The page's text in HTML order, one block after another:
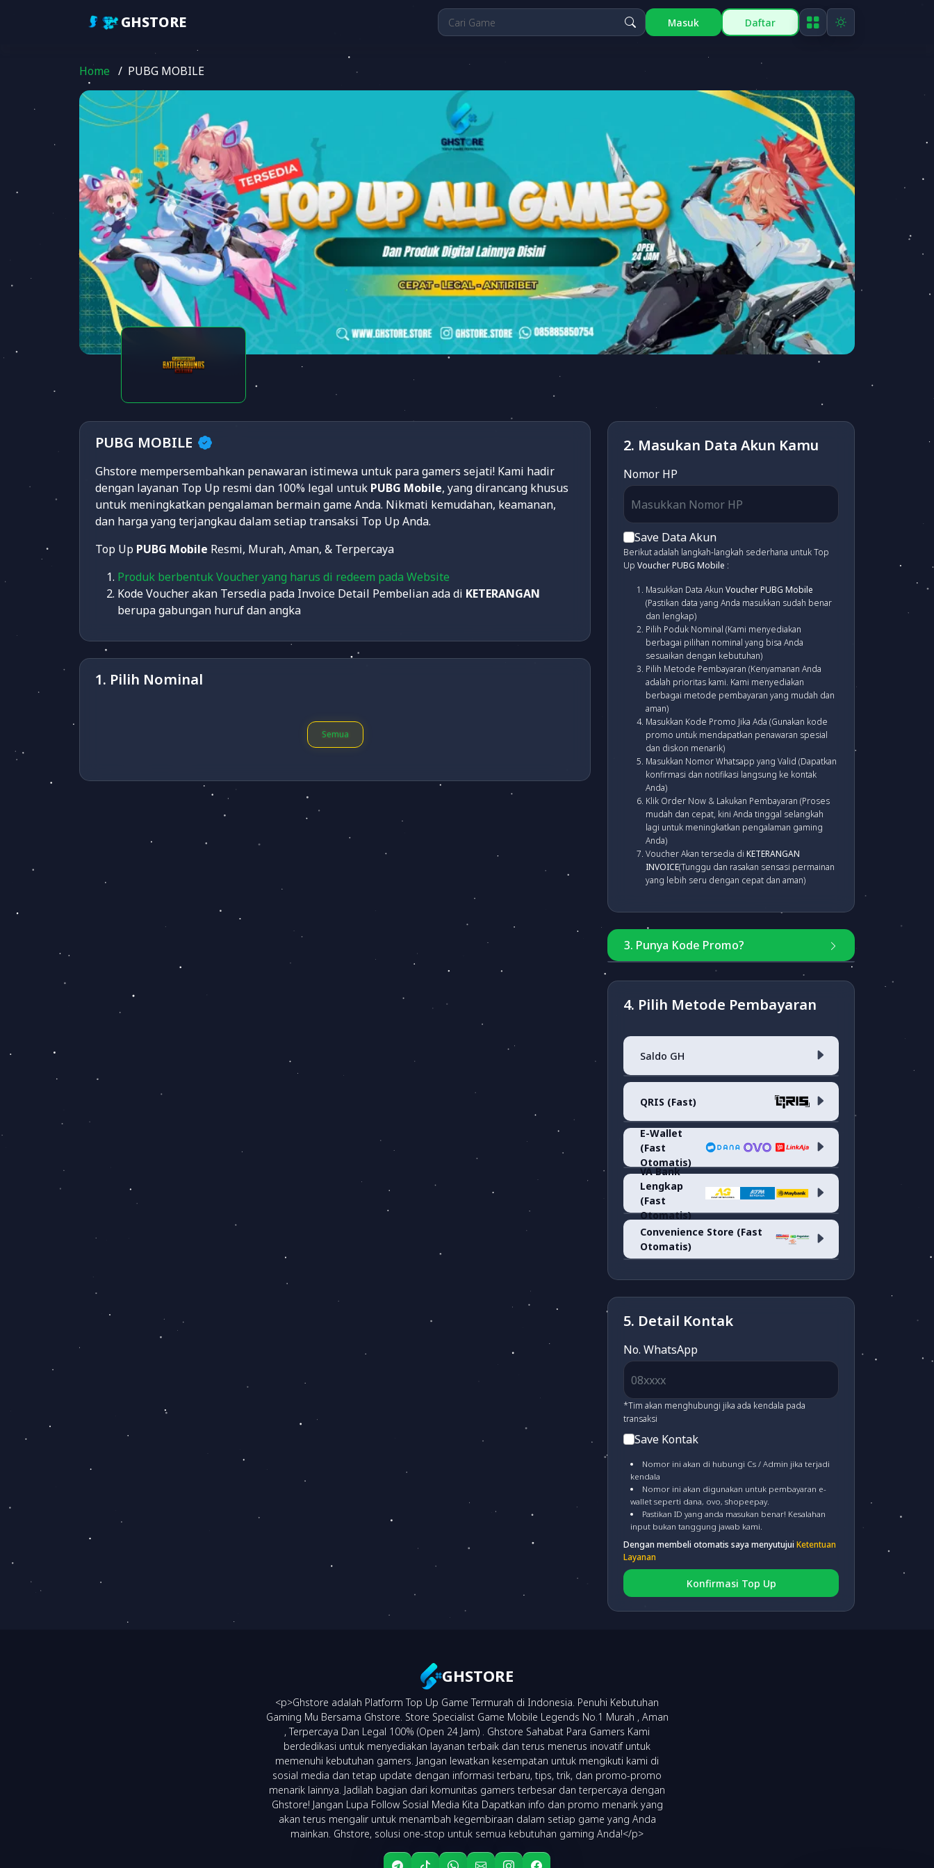
GHSTORE Masuk Daftar
Home / PUBG MOBILE
PUBG MOBILE
Ghstore mempersembahkan penawaran istimewa untuk para gamers sejati! Kami hadir
dengan layanan Top Up resmi dan 100% legal untuk PUBG Mobile, yang dirancang khusus
untuk meningkatkan pengalaman bermain game Anda. Nikmati kemudahan, keamanan,
dan harga yang terjangkau dalam setiap transaksi Top Up Anda.
Top Up PUBG Mobile Resmi, Murah, Aman, & Terpercaya
Produk berbentuk Voucher yang harus di redeem pada Website
Kode Voucher akan Tersedia pada Invoice Detail Pembelian ada di KETERANGAN
berupa gabungan huruf dan angka
1. Pilih Nominal
Semua
2. Masukan Data Akun Kamu
Nomor HP
Save Data Akun
Berikut adalah langkah-langkah sederhana untuk Top
Up Voucher PUBG Mobile :
Masukkan Data Akun Voucher PUBG Mobile
(Pastikan data yang Anda masukkan sudah benar
dan lengkap)
Pilih Poduk Nominal (Kami menyediakan
berbagai pilihan nominal yang bisa Anda
sesuaikan dengan kebutuhan)
Pilih Metode Pembayaran (Kenyamanan Anda
adalah prioritas kami. Kami menyediakan
berbagai metode pembayaran yang mudah dan
aman)
Masukkan Kode Promo Jika Ada (Gunakan kode
promo untuk mendapatkan penawaran spesial
dan diskon menarik)
Masukkan Nomor Whatsapp yang Valid (Dapatkan
konfirmasi dan notifikasi langsung ke kontak
Anda)
Klik Order Now & Lakukan Pembayaran (Proses
mudah dan cepat, kini Anda tinggal selangkah
lagi untuk meningkatkan pengalaman gaming
Anda)
Voucher Akan tersedia di KETERANGAN
INVOICE(Tunggu dan rasakan sensasi permainan
yang lebih seru dengan cepat dan aman)
3. Punya Kode Promo?
Masukkan kode
4. Pilih Metode Pembayaran
Saldo GH
Saldo Akun
QRIS (Fast)
QRIS <i>(fee 0.7%)</i>
E-Wallet
(Fast
Otomatis)
Dana (fee 1.7%)
OVO(fee 3.03%)
LinkAja(fee 1.7%)
VA Bank
Lengkap
(Fast
Otomatis)
ARTHA GRAHA VA(fee
1.500)
3.000)
MAYBANK VA
PERMATA VA
MANDIRI VA(fee 4.000)
CIMB VA(fee 3.000)
BRI VA(fee 3.000)
Convenience Store (Fast
Otomatis)
Alfamart/Pegadaian/POS
& Dan-Dan(fee 2.500)
5. Detail Kontak
No. WhatsApp
*Tim akan menghubungi jika ada kendala pada
transaksi
Save Kontak
Nomor ini akan di hubungi Cs / Admin jika terjadi
kendala
Nomor ini akan digunakan untuk pembayaran e-
wallet seperti dana, ovo, shopeepay.
Pastikan ID yang anda masukan benar! Kesalahan
input bukan tanggung jawab kami.
Dengan membeli otomatis saya menyutujui Ketentuan
Layanan
Konfirmasi Top Up
GHSTORE
<p>Ghstore adalah Platform Top Up Game Termurah di Indonesia. Penuhi Kebutuhan
Gaming Mu Bersama Ghstore. Store Specialist Game Mobile Legends No.1 Murah , Aman
, Terpercaya Dan Legal 100% (Open 24 Jam) . Ghstore Sahabat Para Gamers Kami
berdedikasi untuk menyediakan layanan terbaik dan terus menerus inovatif untuk
memenuhi kebutuhan gamers. Jangan lewatkan kesempatan untuk mengikuti kami di
sosial media dan tetap update dengan informasi terbaru, tips, trik, dan promo-promo
menarik lainnya. Jadilah bagian dari komunitas gamers terbesar dan terpercaya dengan
Ghstore! Jangan Lupa Follow Sosial Media Kita Dapatkan info dan promo menarik yang
akan terus mengalir untuk menambah kegembiraan dalam setiap game yang Anda
mainkan. Ghstore, solusi one-stop untuk semua kebutuhan gaming Anda!</p>